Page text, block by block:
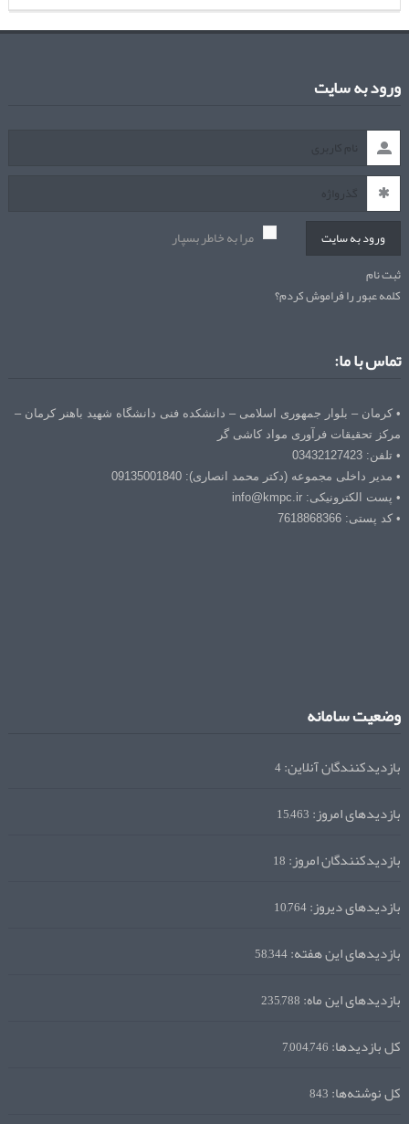
ورود به سایت
ورود به سایت مرا به خاطر بسپار
ثبت نام
کلمه عبور را فراموش کردم؟
تماس با ما:
• کرمان – بلوار جمهوری اسلامی – دانشکده فنی دانشگاه شهید باهنر کرمان –
مرکز تحقیقات فرآوری مواد کاشی گر
• تلفن: 03432127423
• مدیر داخلی مجموعه (دکتر محمد انصاری): 09135001840
• پست الکترونیکی: info@kmpc.ir
• کد پستی: 7618868366
وضعیت سامانه
بازدیدکنندگان آنلاین:4
بازدیدهای امروز:15,463
بازدیدکنندگان امروز:18
بازدیدهای دیروز:10,764
بازدیدهای این هفته:58,344
بازدیدهای این ماه:235,788
کل بازدیدها:7,004,746
کل نوشته‌ها:843